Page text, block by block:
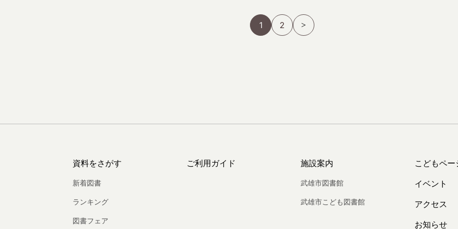
1 2
資料をさがす
新着図書
ランキング
図書フェア
ご利用ガイド 施設案内
武雄市図書館
武雄市こども図書館
こどもペー
イベント
アクセス
お知らせ